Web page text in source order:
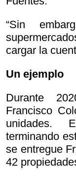
“Sin
cargar la
Un ejemplo
Durante
Francisco
unidades.
terminando
se entregue
42